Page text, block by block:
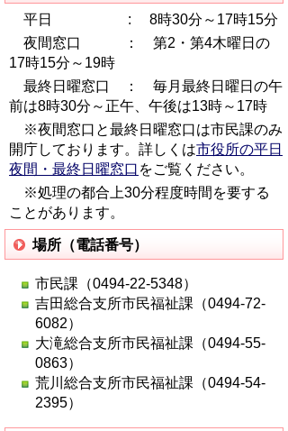
平日 : 8時30分～17時15分
夜間窓口 ： 第2・第4木曜日の
17時15分～19時
最終日曜窓口 ： 毎月最終日曜日の午
前は8時30分～正午、午後は13時～17時
※夜間窓口と最終日曜窓口は市民課のみ
開庁しております。詳しくは市役所の平日
夜間・最終日曜窓口 をご覧ください。
※処理の都合上30分程度時間を要する
ことがあります。
場所（電話番号）
市民課（0494-22-5348）
吉田総合支所市民福祉課（0494-72-
6082）
大滝総合支所市民福祉課（0494-55-
0863）
荒川総合支所市民福祉課（0494-54-
2395）